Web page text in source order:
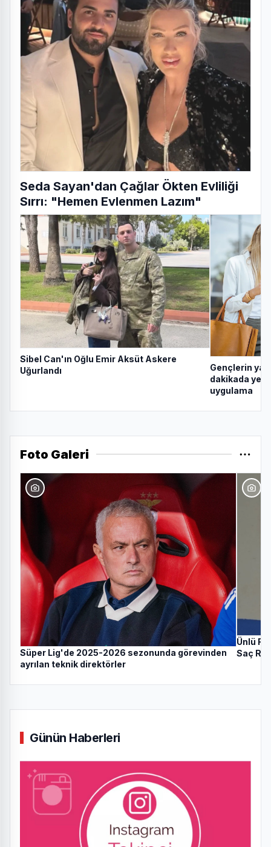
Seda Sayan'dan Çağlar Ökten Evliliği
Sırrı: "Hemen Evlenmen Lazım"
Sibel Can'ın Oğlu Emir Aksüt Askere
Uğurlandı
Gençlerin
dakikada
uygulama
Foto Galeri
Süper Lig'de 2025-2026 sezonunda görevinden
ayrılan teknik direktörler
Ünlü
Saç
Günün Haberleri